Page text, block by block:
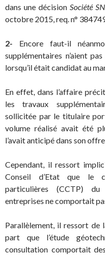
dans une décision Société
octobre 2015, req. n°
2- Encore faut-il
supplémentaires n’aient
lorsqu’il était candidat au
En effet, dans l’affaire
les travaux
sollicitée par le titulaire
volume réalisé avait été
l’avait anticipé dans son
Cependant, il ressort
Conseil d’Etat que le
particulières (CCTP)
entreprises ne comportait
Parallèlement, il ressort de
part que l’étude
consultation comportait